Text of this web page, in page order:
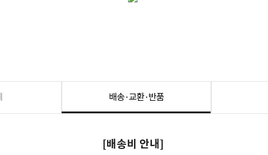
배송·교환·반품
[배송비 안내]